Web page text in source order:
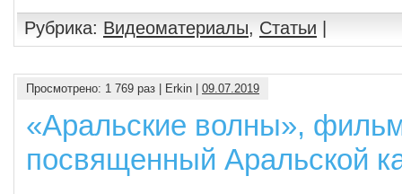
Рубрика: Видеоматериалы, Статьи
Просмотрено: 1 769 раз | Erkin | 09.07.2019
«Аральские волны»,
посвященный Аральской